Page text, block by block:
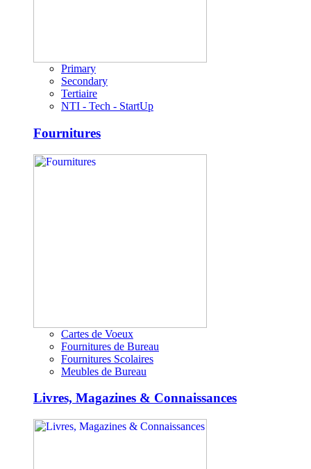
Primary
Secondary
Tertiaire
NTI - Tech - StartUp
Fournitures
Cartes de Voeux
Fournitures de Bureau
Fournitures Scolaires
Meubles de Bureau
Livres, Magazines & Connaissances